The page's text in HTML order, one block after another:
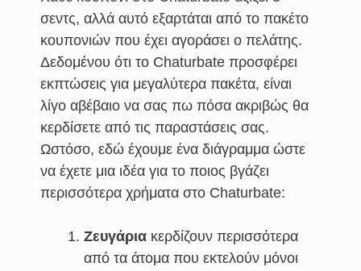
σεντς, αλλά αυτό εξαρτάται από το πακέτο
κουπονιών που έχει αγοράσει ο πελάτης.
Δεδομένου ότι το Chaturbate προσφέρει
εκπτώσεις για μεγαλύτερα πακέτα, είναι
λίγο αβέβαιο να σας πω πόσα ακριβώς θα
κερδίσετε από τις παραστάσεις σας.
Ωστόσο, εδώ έχουμε ένα διάγραμμα ώστε
να έχετε μια ιδέα για το ποιος βγάζει
περισσότερα χρήματα στο Chaturbate:
Ζευγάρια κερδίζουν περισσότερα
από τα άτομα που εκτελούν μόνοι